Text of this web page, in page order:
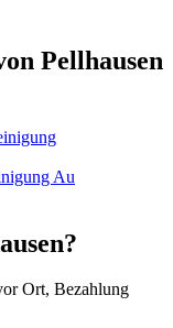
Pellhausen
Au
?
Ort, Bezahlung